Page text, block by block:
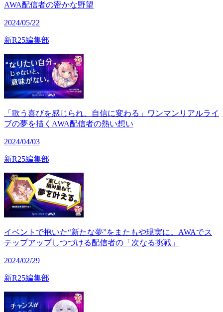
AWA配信者の密かな野望
2024/05/22
新R25編集部
「歌う喜びを感じられ、自信に変わる」ワンマンリアルライ
ブの夢を描くAWA配信者の熱い想い
2024/04/03
新R25編集部
イベントで抱いた“新たな夢”をまたもや現実に。AWAでス
テップアップしつづける配信者の「次なる挑戦」
2024/02/29
新R25編集部